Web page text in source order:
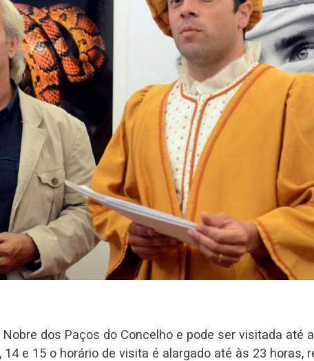
dos Paços do Concelho e pode ser visitada até
e 15 o horário de visita é alargado até às 23 horas,